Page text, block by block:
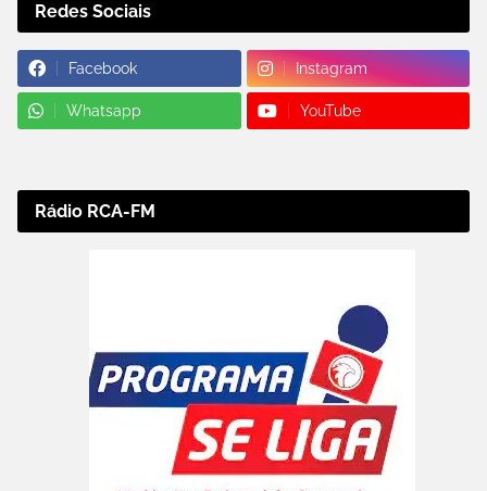
Redes Sociais
Facebook Instagram
Whatsapp YouTube
Rádio RCA-FM